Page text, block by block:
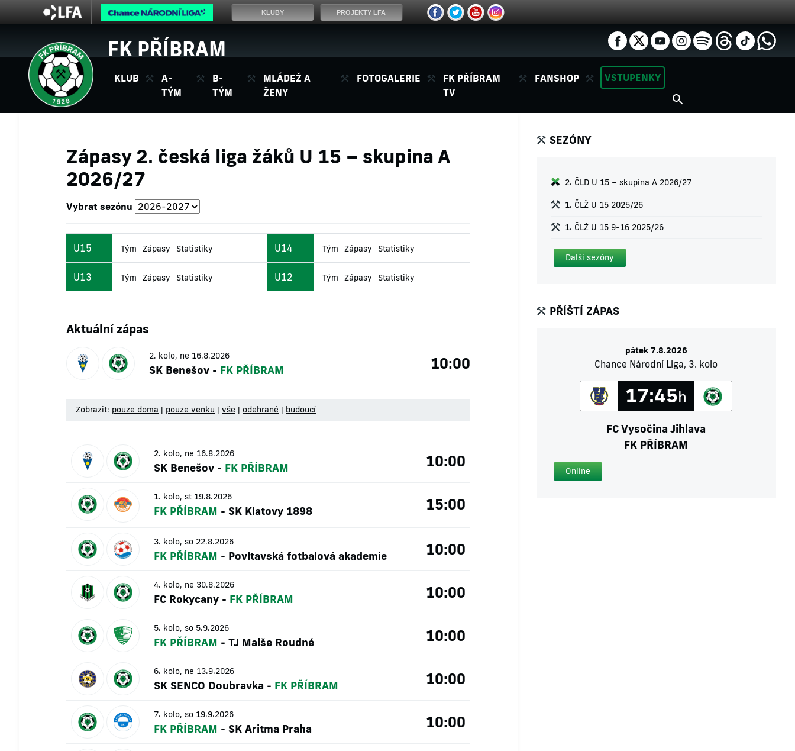
FK PŘÍBRAM
KLUB
A-
TÝM
B-
TÝM
MLÁDEŽ A
ŽENY
FOTOGALERIE
FK PŘÍBRAM
TV
FANSHOP VSTUPENKY
Zápasy 2. česká liga žáků U 15 – skupina A
2026/27
Vybrat sezónu
U15 Tým Zápasy Statistiky U14 Tým Zápasy Statistiky
U13 Tým Zápasy Statistiky U12 Tým Zápasy Statistiky
Aktuální zápas
2. kolo, ne 16.8.2026
SK Benešov - FK PŘÍBRAM 10:00
Zobrazit: pouze doma | pouze venku | vše | odehrané | budoucí
2. kolo, ne 16.8.2026
SK Benešov - FK PŘÍBRAM 10:00
1. kolo, st 19.8.2026
FK PŘÍBRAM - SK Klatovy 1898 15:00
3. kolo, so 22.8.2026
FK PŘÍBRAM - Povltavská fotbalová akademie 10:00
4. kolo, ne 30.8.2026
FC Rokycany - FK PŘÍBRAM 10:00
5. kolo, so 5.9.2026
FK PŘÍBRAM - TJ Malše Roudné 10:00
6. kolo, ne 13.9.2026
SK SENCO Doubravka - FK PŘÍBRAM 10:00
7. kolo, so 19.9.2026
FK PŘÍBRAM - SK Aritma Praha 10:00
SEZÓNY
2. ČLD U 15 – skupina A 2026/27
1. ČLŽ U 15 2025/26
1. ČLŽ U 15 9-16 2025/26
Další sezóny
PŘÍŠTÍ ZÁPAS
pátek 7.8.2026
Chance Národní Liga, 3. kolo
17:45h
FC Vysočina Jihlava
FK PŘÍBRAM
Online
KLUBY PROJEKTY LFA